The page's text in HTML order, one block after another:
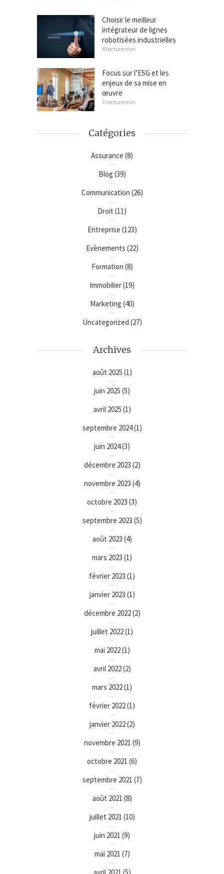
Choisir le meilleur
intégrateur de lignes
robotisées industrielles
4 lecture min
Focus sur l’ESG et les
enjeux de sa mise en
œuvre
3 lecture min
Catégories
Assurance (8)
Blog (39)
Communication (26)
Droit (11)
Entreprise (123)
Evènements (22)
Formation (8)
Immobilier(19)
Marketing (40)
Uncategorized (27)
Archives
août 2025 (1)
juin 2025 (5)
avril 2025 (1)
septembre 2024(1)
juin 2024(3)
décembre 2023 (2)
novembre 2023 (4)
octobre 2023 (3)
septembre 2023 (5)
août 2023 (4)
mars 2023 (1)
février 2023 (1)
janvier 2023 (1)
décembre 2022(2)
juillet 2022(1)
mai 2022(1)
avril 2022(2)
mars 2022(1)
février 2022(1)
janvier 2022(2)
novembre 2021 (9)
octobre 2021 (6)
septembre 2021 (7)
août 2021 (8)
juillet 2021 (10)
juin 2021 (9)
mai 2021 (7)